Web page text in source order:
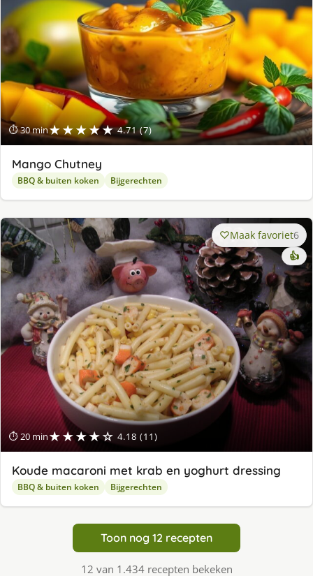
⏱ 30 min★★★★★ 4.71 (7)
Mango Chutney
BBQ & buiten koken Bijgerechten
⏱ 20 min★★★★☆ 4.18 (11)
Maak favoriet6
👍
Koude macaroni met krab en yoghurt dressing
BBQ & buiten koken Bijgerechten
Toon nog 12 recepten
12 van 1.434 recepten bekeken